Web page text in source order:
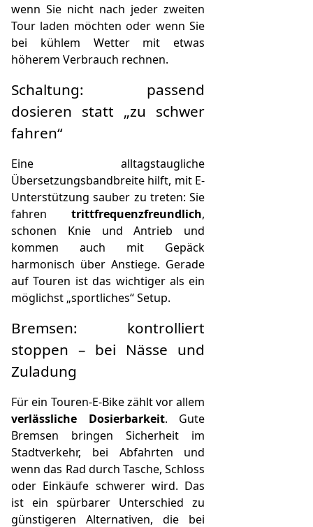
wenn Sie nicht nach jeder zweiten
Tour laden möchten oder wenn Sie
bei kühlem Wetter mit etwas
höherem Verbrauch rechnen.
Schaltung: passend
dosieren statt „zu schwer
fahren“
Eine alltagstaugliche
Übersetzungsbandbreite hilft, mit E-
Unterstützung sauber zu treten: Sie
fahrentrittfrequenzfreundlich,
schonen Knie und Antrieb und
kommen auch mit Gepäck
harmonisch über Anstiege. Gerade
auf Touren ist das wichtiger als ein
möglichst „sportliches“ Setup.
Bremsen: kontrolliert
stoppen – bei Nässe und
Zuladung
Für ein Touren-E-Bike zählt vor allem
verlässliche Dosierbarkeit. Gute
Bremsen bringen Sicherheit im
Stadtverkehr, bei Abfahrten und
wenn das Rad durch Tasche, Schloss
oder Einkäufe schwerer wird. Das
ist ein spürbarer Unterschied zu
günstigeren Alternativen, die bei